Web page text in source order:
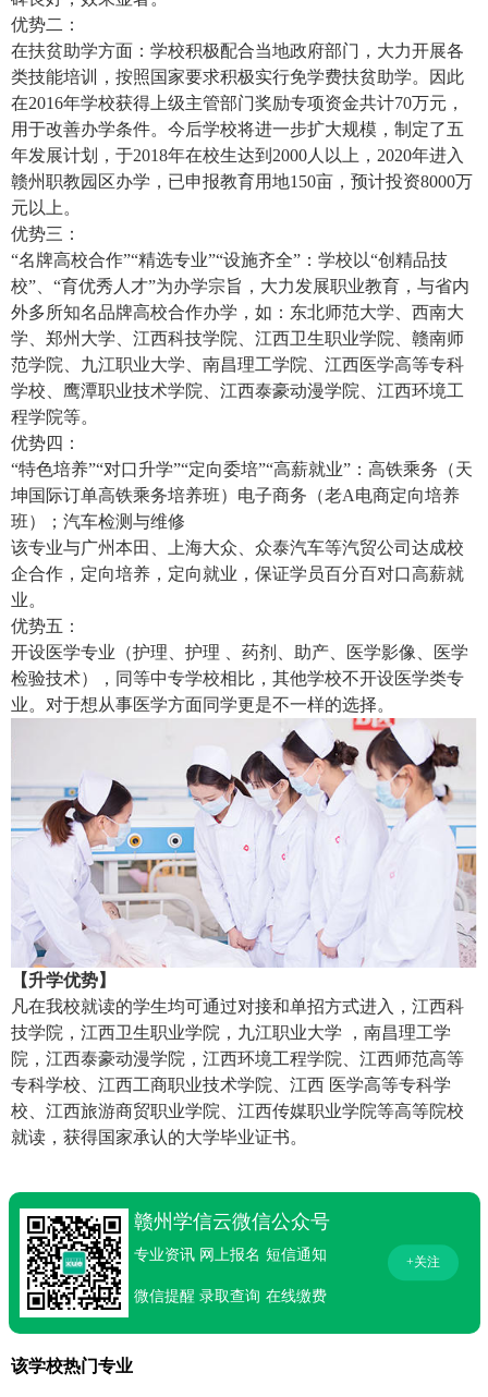
优势二：
在扶贫助学方面：学校积极配合当地政府部门，大力开展各
类技能培训，按照国家要求积极实行免学费扶贫助学。因此
在2016年学校获得上级主管部门奖励专项资金共计70万元，
用于改善办学条件。今后学校将进一步扩大规模，制定了五
年发展计划，于2018年在校生达到2000人以上，2020年进入
赣州职教园区办学，已申报教育用地150亩，预计投资8000万
元以上。
优势三：
“名牌高校合作”“精选专业”“设施齐全”：学校以“创精品技
校”、“育优秀人才”为办学宗旨，大力发展职业教育，与省内
外多所知名品牌高校合作办学，如：东北师范大学、西南大
学、郑州大学、江西科技学院、江西卫生职业学院、赣南师
范学院、九江职业大学、南昌理工学院、江西医学高等专科
学校、鹰潭职业技术学院、江西泰豪动漫学院、江西环境工
程学院等。
优势四：
“特色培养”“对口升学”“定向委培”“高薪就业”：高铁乘务（天
坤国际订单高铁乘务培养班）电子商务（老A电商定向培养
班）；汽车检测与维修
该专业与广州本田、上海大众、众泰汽车等汽贸公司达成校
企合作，定向培养，定向就业，保证学员百分百对口高薪就
业。
优势五：
开设医学专业（护理、护理 、药剂、助产、医学影像、医学
检验技术），同等中专学校相比，其他学校不开设医学类专
业。对于想从事医学方面同学更是不一样的选择。
【升学优势】
凡在我校就读的学生均可通过对接和单招方式进入，江西科
技学院，江西卫生职业学院，九江职业大学 ，南昌理工学
院，江西泰豪动漫学院，江西环境工程学院、江西师范高等
专科学校、江西工商职业技术学院、江西 医学高等专科学
校、江西旅游商贸职业学院、江西传媒职业学院等高等院校
就读，获得国家承认的大学毕业证书。
赣州学信云微信公众号
专业资讯 网上报名 短信通知
微信提醒 录取查询 在线缴费
+关注
该学校热门专业